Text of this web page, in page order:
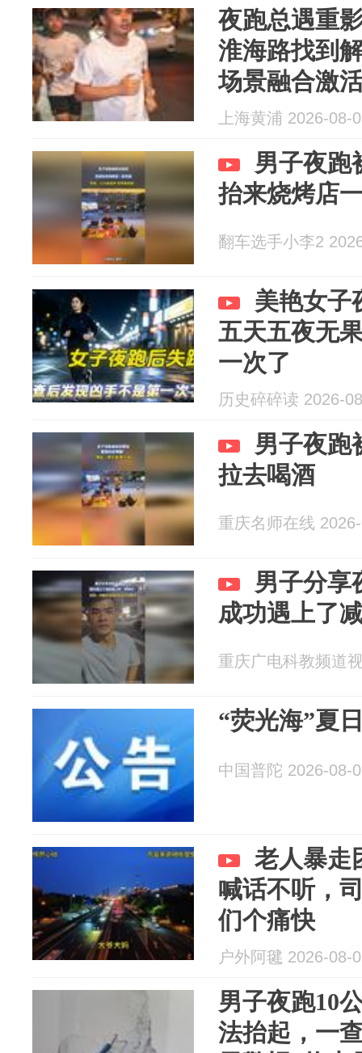
夜跑总遇重
淮海路找到
场景融合激
上海黄浦 2026-08-
男子夜跑
抬来烧烤店
翻车选手小李2
美艳女子
五天五夜无
一次了
历史碎碎读 2026-
男子夜跑
拉去喝酒
重庆名师在线
男子分享
成功遇上了
重庆广电科教频道
“荧光海”夏
中国普陀 2026-08-
老人暴走
喊话不听，
们个痛快
户外阿毽 2026-08-
男子夜跑10
法抬起，一